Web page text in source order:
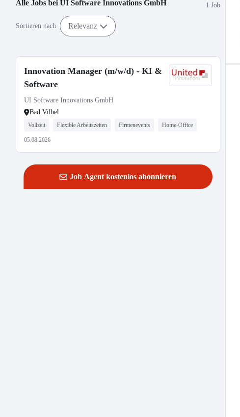
Alle Jobs bei UI Software Innovations GmbH 1 Job
Sortieren nach Relevanz
Innovation Manager (m/w/d) - KI &
Software
UI Software Innovations GmbH
Bad Vilbel
Vollzeit Flexible Arbeitszeiten Firmenevents Home-Office
05.08.2026
Job Agent kostenlos abonnieren